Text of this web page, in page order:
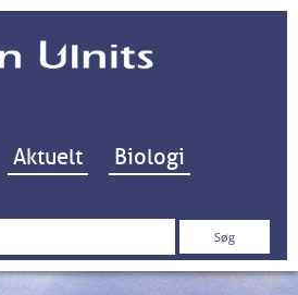
Hop til indhold
Aktuelt Biologi